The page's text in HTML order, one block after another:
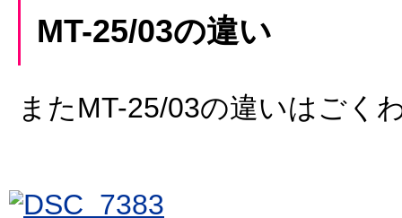
MT-25/03の違い
またMT-25/03の違いはごく